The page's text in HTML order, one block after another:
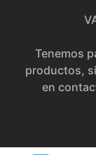
Tenemos
productos,
en